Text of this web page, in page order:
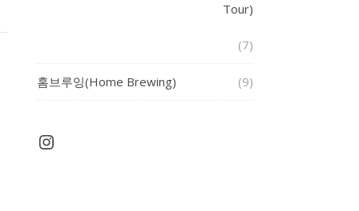
Tour)
(7)
홈브루잉(Home Brewing) (9)
Instagram